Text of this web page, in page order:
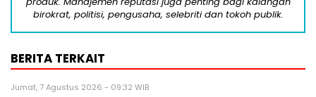
birokrat, politisi, pengusaha, selebriti dan tokoh publik.
BERITA TERKAIT
Jumat, 7 Agustus 2026 - 09:32 WIB